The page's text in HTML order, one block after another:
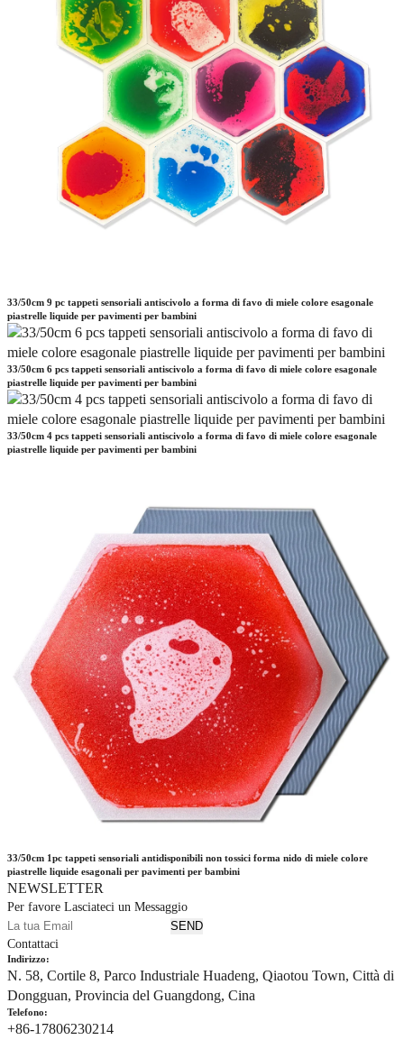
33/50cm 9 pc tappeti sensoriali antiscivolo a forma di favo di miele colore esagonale
piastrelle liquide per pavimenti per bambini
33/50cm 6 pcs tappeti sensoriali antiscivolo a forma di favo di miele colore esagonale
piastrelle liquide per pavimenti per bambini
33/50cm 4 pcs tappeti sensoriali antiscivolo a forma di favo di miele colore esagonale
piastrelle liquide per pavimenti per bambini
33/50cm 1pc tappeti sensoriali antidisponibili non tossici forma nido di miele colore
piastrelle liquide esagonali per pavimenti per bambini
NEWSLETTER
Per favore Lasciateci un Messaggio
Contattaci
Indirizzo:
N. 58, Cortile 8, Parco Industriale Huadeng, Qiaotou Town, Città di
Dongguan, Provincia del Guangdong, Cina
Telefono:
+86-17806230214